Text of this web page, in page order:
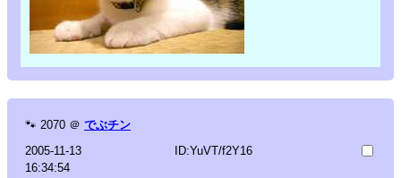
🐾 2070 ＠ でぶチン
2005-11-13
16:34:54
ID:YuVT/f2Y16